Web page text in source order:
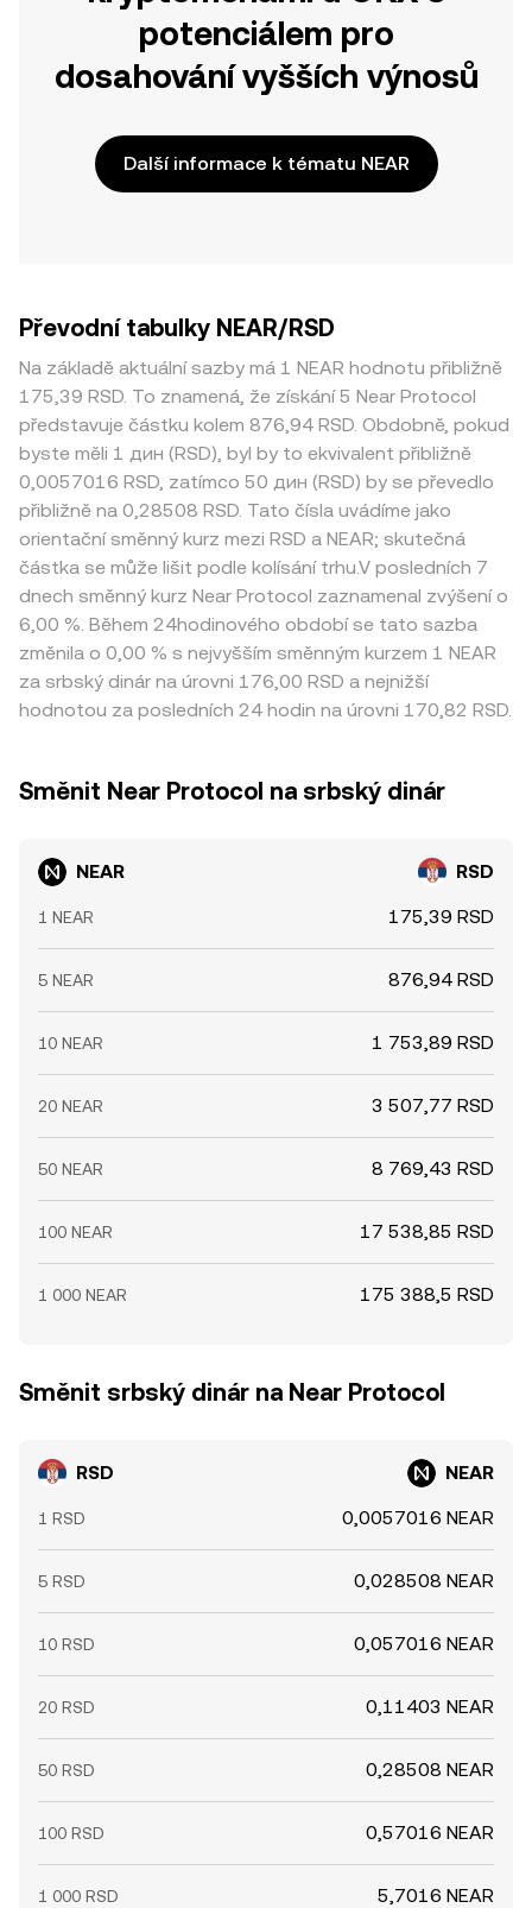
potenciálem pro
dosahování vyšších výnosů
Další informace k tématu NEAR
Převodní tabulky NEAR/RSD
Na základě aktuální sazby má 1 NEAR hodnotu přibližně
175,39 RSD. To znamená, že získání 5 Near Protocol
představuje částku kolem 876,94 RSD. Obdobně, pokud
byste měli 1 дин (RSD), byl by to ekvivalent přibližně
0,0057016 RSD, zatímco 50 дин (RSD) by se převedlo
přibližně na 0,28508 RSD. Tato čísla uvádíme jako
orientační směnný kurz mezi RSD a NEAR; skutečná
částka se může lišit podle kolísání trhu.V posledních 7
dnech směnný kurz Near Protocol zaznamenal zvýšení o
6,00 %. Během 24hodinového období se tato sazba
změnila o 0,00 % s nejvyšším směnným kurzem 1 NEAR
za srbský dinár na úrovni 176,00 RSD a nejnižší
hodnotou za posledních 24 hodin na úrovni 170,82 RSD.
Směnit Near Protocol na srbský dinár
NEAR RSD
1 NEAR 175,39 RSD
5 NEAR 876,94 RSD
10 NEAR 1 753,89 RSD
20 NEAR 3 507,77 RSD
50 NEAR 8 769,43 RSD
100 NEAR 17 538,85 RSD
1 000 NEAR 175 388,5 RSD
Směnit srbský dinár na Near Protocol
RSD NEAR
1 RSD 0,0057016 NEAR
5 RSD 0,028508 NEAR
10 RSD 0,057016 NEAR
20 RSD 0,11403 NEAR
50 RSD 0,28508 NEAR
100 RSD 0,57016 NEAR
1 000 RSD 5,7016 NEAR